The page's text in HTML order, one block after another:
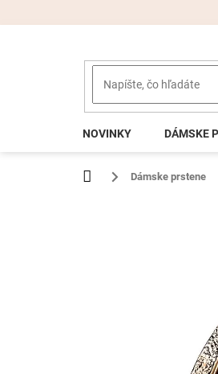
NOVINKY DÁMSKE
Domov Dámske prstene